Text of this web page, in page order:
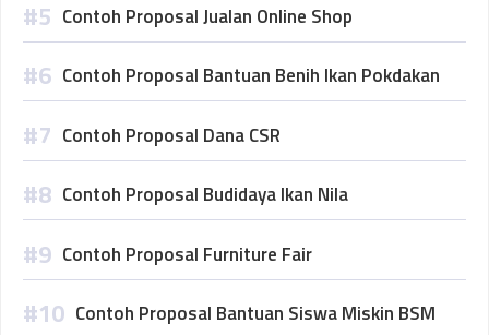
Contoh Proposal Jualan Online Shop
Contoh Proposal Bantuan Benih Ikan Pokdakan
Contoh Proposal Dana CSR
Contoh Proposal Budidaya Ikan Nila
Contoh Proposal Furniture Fair
Contoh Proposal Bantuan Siswa Miskin BSM